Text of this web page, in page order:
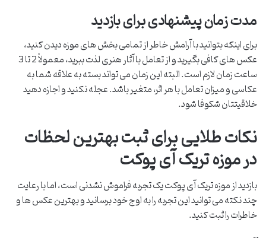
مدت زمان پیشنهادی برای بازدید
برای اینکه بتوانید با آرامش خاطر از تمامی بخش های موزه دیدن کنید،
عکس های کافی بگیرید و از تعامل با آثار هنری لذت ببرید، معمولاً 2 تا 3
ساعت زمان لازم است. البته این زمان می تواند بسته به علاقه شما به
عکاسی و میزان تعامل با هر اثر، متغیر باشد. عجله نکنید و اجازه دهید
خلاقیتتان شکوفا شود.
نکات طلایی برای ثبت بهترین لحظات
در موزه تریک آی پوکت
بازدید از موزه تریک آی پوکت یک تجربه فراموش نشدنی است، اما با رعایت
چند نکته می توانید این تجربه را به اوج خود برسانید و بهترین عکس ها و
خاطرات را ثبت کنید.